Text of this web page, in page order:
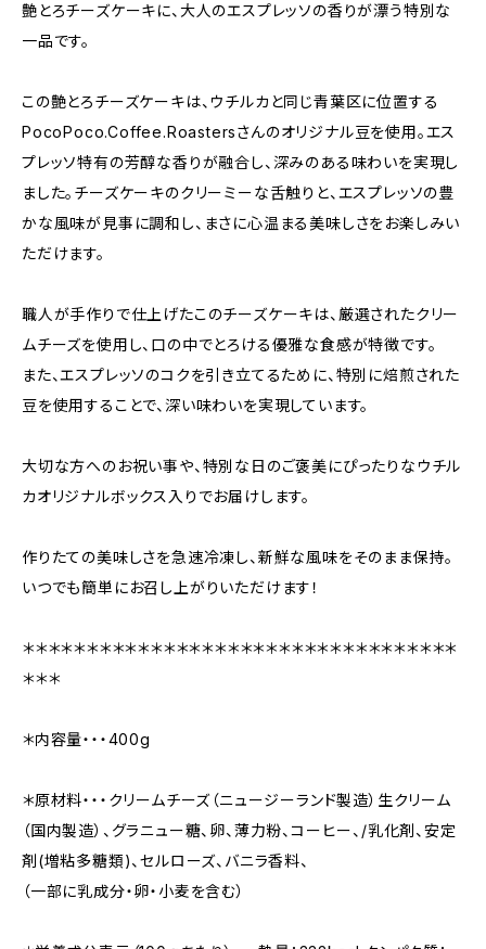
艶とろチーズケーキに、大人のエスプレッソの香りが漂う特別な
一品です。
この艶とろチーズケーキは、ウチルカと同じ青葉区に位置する
PocoPoco.Coffee.Roastersさんのオリジナル豆を使用。エス
プレッソ特有の芳醇な香りが融合し、深みのある味わいを実現し
ました。チーズケーキのクリーミーな舌触りと、エスプレッソの豊
かな風味が見事に調和し、まさに心温まる美味しさをお楽しみい
ただけます。
職人が手作りで仕上げたこのチーズケーキは、厳選されたクリー
ムチーズを使用し、口の中でとろける優雅な食感が特徴です。
また、エスプレッソのコクを引き立てるために、特別に焙煎された
豆を使用することで、深い味わいを実現しています。
大切な方へのお祝い事や、特別な日のご褒美にぴったりなウチル
カオリジナルボックス入りでお届けします。
作りたての美味しさを急速冷凍し、新鮮な風味をそのまま保持。
いつでも簡単にお召し上がりいただけます！
＊＊＊＊＊＊＊＊＊＊＊＊＊＊＊＊＊＊＊＊＊＊＊＊＊＊＊＊＊＊＊＊＊＊
＊＊＊
＊内容量・・・400g
＊原材料・・・クリームチーズ（ニュージーランド製造）生クリーム
（国内製造）、グラニュー糖、卵、薄力粉、コーヒー、/乳化剤、安定
剤(増粘多糖類)、セルローズ、バニラ香料、
（一部に乳成分・卵・小麦を含む）